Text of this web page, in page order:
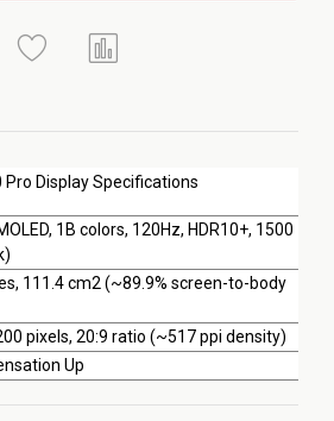
Pro Display Specifications
1B colors, 120Hz, HDR10+, 1500
111.4 cm2 (~89.9% screen-to-body
pixels, 20:9 ratio (~517 ppi density)
Up